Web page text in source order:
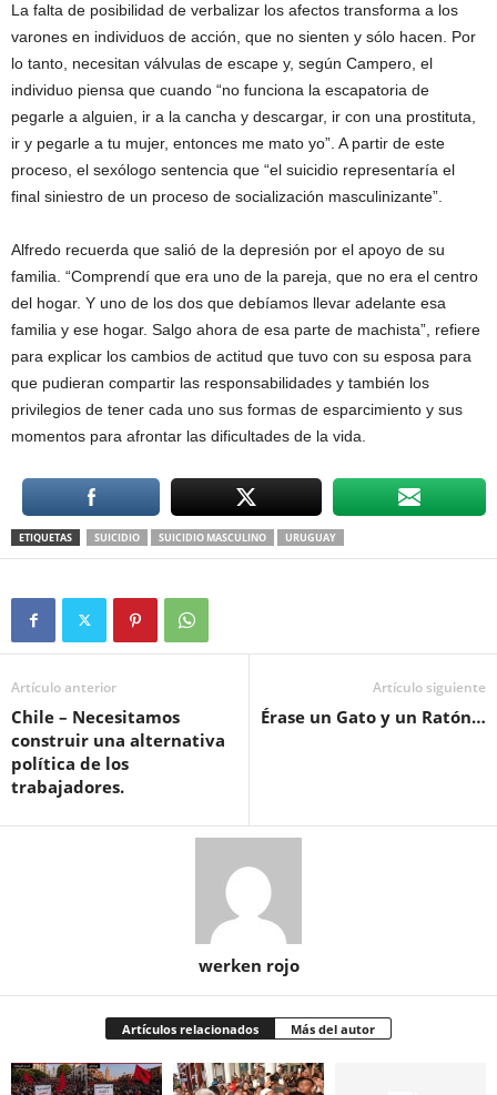
La falta de posibilidad de verbalizar los afectos transforma a los
varones en individuos de acción, que no sienten y sólo hacen. Por
lo tanto, necesitan válvulas de escape y, según Campero, el
individuo piensa que cuando “no funciona la escapatoria de
pegarle a alguien, ir a la cancha y descargar, ir con una prostituta,
ir y pegarle a tu mujer, entonces me mato yo”. A partir de este
proceso, el sexólogo sentencia que “el suicidio representaría el
final siniestro de un proceso de socialización masculinizante”.
Alfredo recuerda que salió de la depresión por el apoyo de su
familia. “Comprendí que era uno de la pareja, que no era el centro
del hogar. Y uno de los dos que debíamos llevar adelante esa
familia y ese hogar. Salgo ahora de esa parte de machista”, refiere
para explicar los cambios de actitud que tuvo con su esposa para
que pudieran compartir las responsabilidades y también los
privilegios de tener cada uno sus formas de esparcimiento y sus
momentos para afrontar las dificultades de la vida.
ETIQUETAS SUICIDIO SUICIDIO MASCULINO URUGUAY
Artículo anterior
Chile – Necesitamos
construir una alternativa
política de los
trabajadores.
Artículo siguiente
Érase un Gato y un Ratón…
werken rojo
Artículos relacionados Más del autor